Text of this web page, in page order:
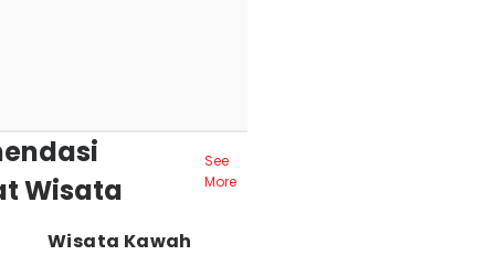
Wisata
See
More
Wisata Kawah